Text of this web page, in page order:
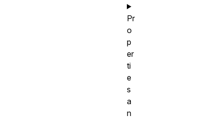
Pr
o
p
er
ti
e
s
a
n